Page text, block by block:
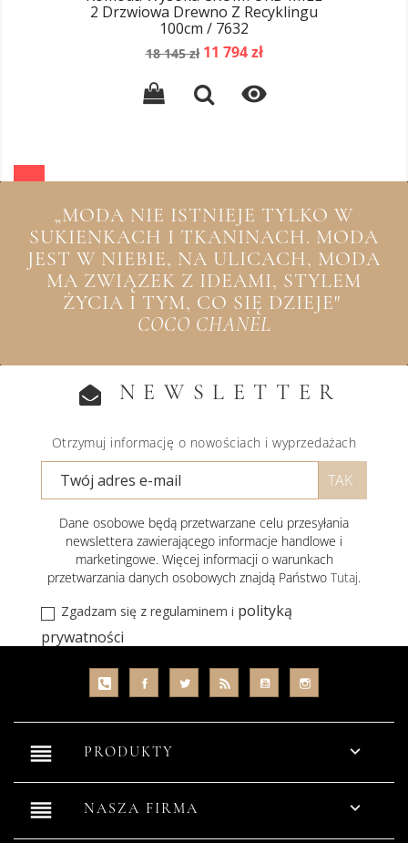
2 Drzwiowa Drewno Z Recyklingu
100cm / 7632
Cena
18 145 zł Cena
11 794 zł

„MODA NIE ISTNIEJE TYLKO W
SUKIENKACH I TKANINACH. MODA
JEST W NIEBIE, NA ULICACH, MODA
MA ZWIĄZEK Z IDEAMI, STYLEM
ŻYCIA I TYM, CO SIĘ DZIEJE"
COCO CHANEL
NEWSLETTER
Otrzymuj informację o nowościach i wyprzedażach
Dane osobowe będą przetwarzane celu przesyłania
newslettera zawierającego informacje handlowe i
marketingowe. Więcej informacji o warunkach
przetwarzania danych osobowych znajdą Państwo Tutaj.
Zgadzam się z regulaminem i polityką
prywatności
reorder PRODUKTY 
reorder NASZA FIRMA 